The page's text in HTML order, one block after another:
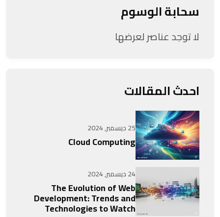
سحابة الوسوم
لا توجد عناصر لعرضها
احدث المقالات
25 ديسمبر, 2024
Cloud Computing
24 ديسمبر, 2024
The Evolution of Web
Development: Trends and
Technologies to Watch